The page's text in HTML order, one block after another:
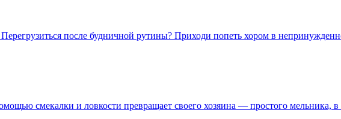
после будничной рутины? Приходи попеть хором в
смекалки и ловкости превращает своего хозяина — простого мельника, в